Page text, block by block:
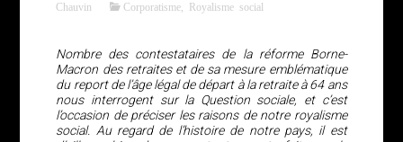
Chauvin
Corporatisme Royalisme social
Nombre des contestataires de la réforme Borne-
Macron des retraites et de sa mesure emblématique
du report de l’âge légal de départ à la retraite à 64 ans
nous interrogent sur la Question sociale, et c’est
l’occasion de préciser les raisons de notre royalisme
social. Au regard de l’histoire de notre pays, il est